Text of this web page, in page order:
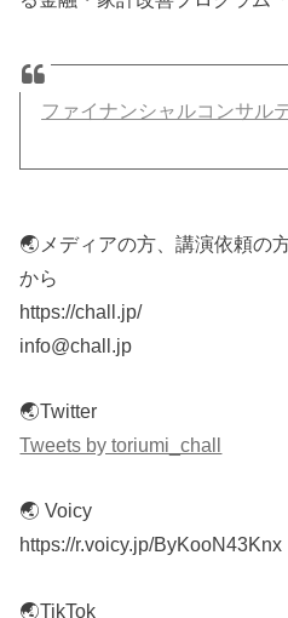
ファイナンシャルコンサル
🌏メディアの方、講演依頼の
から
https://chall.jp/
info@chall.jp
🌏Twitter
Tweets by toriumi_chall
🌏 Voicy
https://r.voicy.jp/ByKooN43Knx
🌏TikTok